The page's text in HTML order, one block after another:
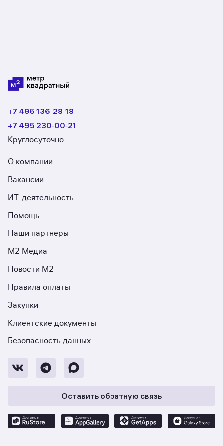
+7 495 136‑28‑18
+7 495 230‑00‑21
Круглосуточно
О компании
Вакансии
ИТ-деятельность
Помощь
Наши партнёры
М2 Медиа
Новости М2
Правила оплаты
Закупки
Клиентские документы
Безопасность данных
Оставить обратную связь